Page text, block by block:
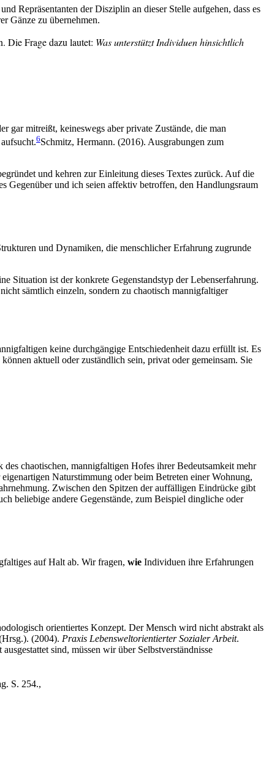
Repräsentanten der Disziplin an dieser Stelle aufgehen, dass es
Gänze zu übernehmen.
Die Frage dazu lautet: Was unterstützt Individuen hinsichtlich
gar mitreißt, keineswegs aber private Zustände, die man
6Schmitz, Hermann. (2016). Ausgrabungen zum
und kehren zur Einleitung dieses Textes zurück. Auf die
Gegenüber und ich seien affektiv betroffen, den Handlungsraum
und Dynamiken, die menschlicher Erfahrung zugrunde
Situation ist der konkrete Gegenstandstyp der Lebenserfahrung.
sämtlich einzeln, sondern zu chaotisch mannigfaltiger
keine durchgängige Entschiedenheit dazu erfüllt ist. Es
aktuell oder zuständlich sein, privat oder gemeinsam. Sie
chaotischen, mannigfaltigen Hofes ihrer Bedeutsamkeit mehr
Naturstimmung oder beim Betreten einer Wohnung,
Zwischen den Spitzen der auffälligen Eindrücke gibt
beliebige andere Gegenstände, zum Beispiel dingliche oder
auf Halt ab. Wir fragen, wie Individuen ihre Erfahrungen
orientiertes Konzept. Der Mensch wird nicht abstrakt als
(2004). Praxis Lebensweltorientierter Sozialer Arbeit.
sind, müssen wir über Selbstverständnisse
S. 254.,